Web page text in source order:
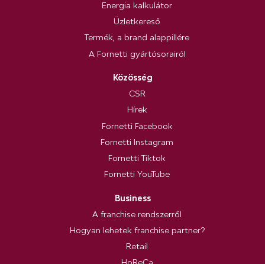
Energia kalkulátor
Üzletkereső
Termék, a brand alappillére
A Fornetti gyártósorairól
Közösség
CSR
Hírek
Fornetti Facebook
Fornetti Instagram
Fornetti Tiktok
Fornetti YouTube
Business
A franchise rendszerről
Hogyan lehetek franchise partner?
Retail